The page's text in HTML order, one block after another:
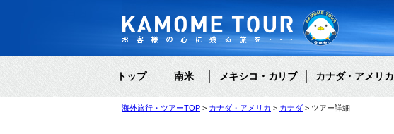
トップ 南米 メキシコ・カリブ カナダ・アメリカ
海外旅行・ツアーTOP カナダ・アメリカ カナダ ツアー詳細